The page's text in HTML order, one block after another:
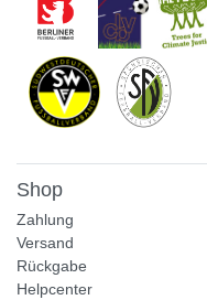
Shop
Zahlung
Versand
Rückgabe
Helpcenter